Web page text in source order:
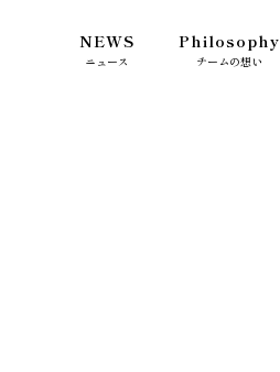
ニュース
NEWS
チームの想い
Philosophy